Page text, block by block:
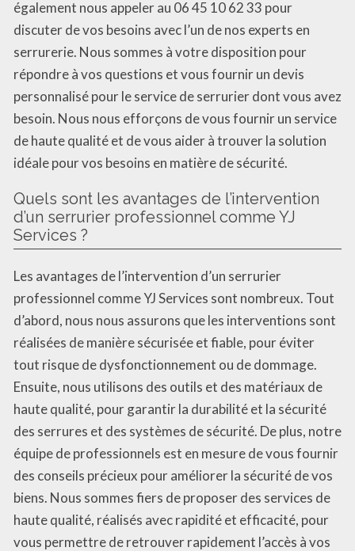
également nous appeler au 06 45 10 62 33 pour
discuter de vos besoins avec l’un de nos experts en
serrurerie. Nous sommes à votre disposition pour
répondre à vos questions et vous fournir un devis
personnalisé pour le service de serrurier dont vous avez
besoin. Nous nous efforçons de vous fournir un service
de haute qualité et de vous aider à trouver la solution
idéale pour vos besoins en matière de sécurité.
Quels sont les avantages de l’intervention
d’un serrurier professionnel comme YJ
Services ?
Les avantages de l’intervention d’un serrurier
professionnel comme YJ Services sont nombreux. Tout
d’abord, nous nous assurons que les interventions sont
réalisées de manière sécurisée et fiable, pour éviter
tout risque de dysfonctionnement ou de dommage.
Ensuite, nous utilisons des outils et des matériaux de
haute qualité, pour garantir la durabilité et la sécurité
des serrures et des systèmes de sécurité. De plus, notre
équipe de professionnels est en mesure de vous fournir
des conseils précieux pour améliorer la sécurité de vos
biens. Nous sommes fiers de proposer des services de
haute qualité, réalisés avec rapidité et efficacité, pour
vous permettre de retrouver rapidement l’accès à vos